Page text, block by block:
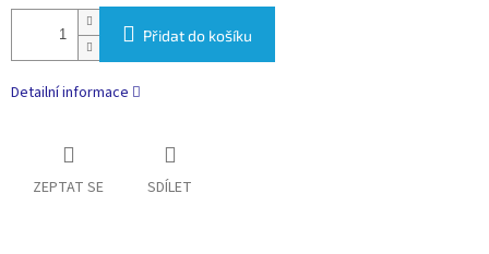
Přidat do košíku
Detailní informace
ZEPTAT SE SDÍLET